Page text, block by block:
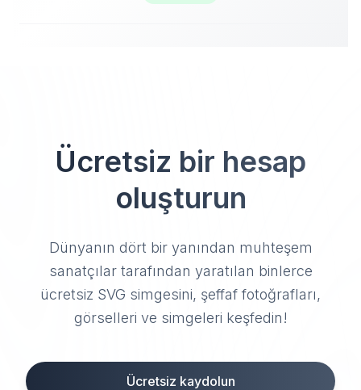
Ücretsiz bir hesap
oluşturun
Dünyanın dört bir yanından muhteşem
sanatçılar tarafından yaratılan binlerce
ücretsiz SVG simgesini, şeffaf fotoğrafları,
görselleri ve simgeleri keşfedin!
Ücretsiz kaydolun